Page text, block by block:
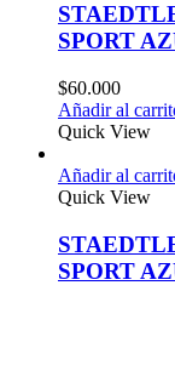
SPORT
$60.000
Añadir al
Quick View
Añadir al
Quick View
SPORT